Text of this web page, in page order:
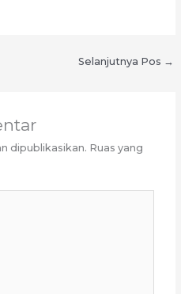
Selanjutnya Pos →
dipublikasikan. Ruas yang